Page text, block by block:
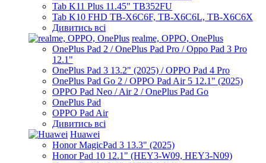
Tab K11 Plus 11.45" TB352FU
Tab K10 FHD TB-X6C6F, TB-X6C6L, TB-X6C6X
Дивитись всі
realme, OPPO, OnePlus
OnePlus Pad 2 / OnePlus Pad Pro / Oppo Pad 3 Pro
12.1"
OnePlus Pad 3 13.2" (2025) / OPPO Pad 4 Pro
OnePlus Pad Go 2 / OPPO Pad Air 5 12.1" (2025)
OPPO Pad Neo / Air 2 / OnePlus Pad Go
OnePlus Pad
OPPO Pad Air
Дивитись всі
Huawei
Honor MagicPad 3 13.3" (2025)
Honor Pad 10 12.1" (HEY3-W09, HEY3-N09)